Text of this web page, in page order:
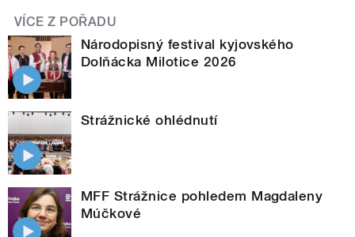
VÍCE Z POŘADU
Národopisný festival kyjovského
Dolňácka Milotice 2026
Strážnické ohlédnutí
MFF Strážnice pohledem Magdaleny
Múčkové